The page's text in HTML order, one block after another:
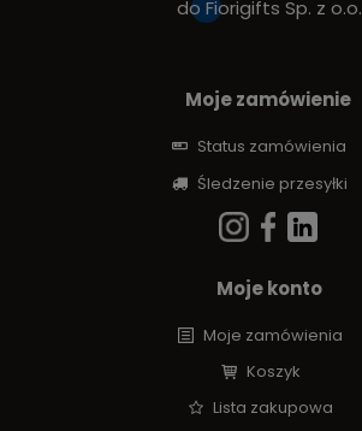
do Fiorigifts Sp. z o.o.
Moje zamówienie
Status zamówienia
Śledzenie przesyłki
Moje konto
Moje zamówienia
Koszyk
Lista zakupowa